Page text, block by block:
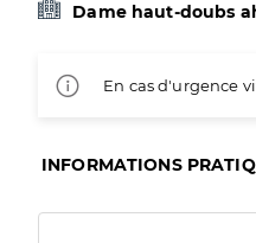
Dame haut-doubs
En cas d'urgence
INFORMATIONS